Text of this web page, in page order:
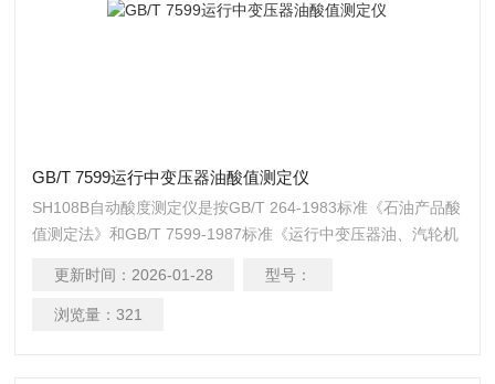
GB/T 7599运行中变压器油酸值测定仪
SH108B自动酸度测定仪是按GB/T 264-1983标准《石油产品酸
值测定法》和GB/T 7599-1987标准《运行中变压器油、汽轮机
法》规定设计制造的。GB/T 7599运行中变压器油酸值测定仪
更新时间： 2026-01-28 型号：
浏览量： 321